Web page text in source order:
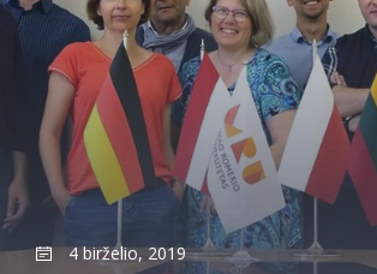
4 birželio, 2019